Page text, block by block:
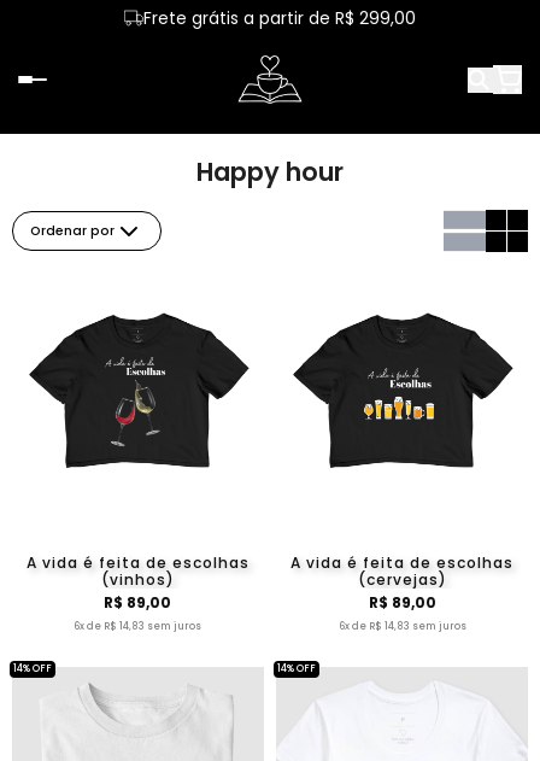
Frete grátis a partir de R$ 299,00
Happy hour
Ordenar por
A vida é feita de escolhas
(vinhos)
R$ 89,00
6x de R$ 14,83 sem juros
A vida é feita de escolhas
(cervejas)
R$ 89,00
6x de R$ 14,83 sem juros
14% OFF 14% OFF